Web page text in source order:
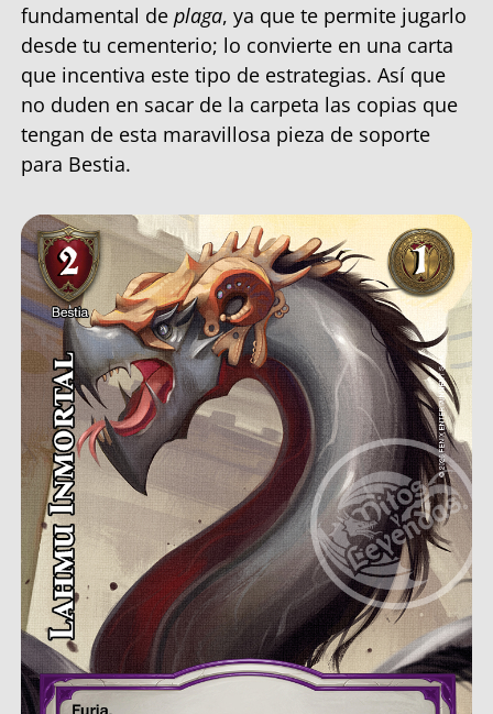
fundamental de plaga, ya que te permite jugarlo
desde tu cementerio; lo convierte en una carta
que incentiva este tipo de estrategias. Así que
no duden en sacar de la carpeta las copias que
tengan de esta maravillosa pieza de soporte
para Bestia.